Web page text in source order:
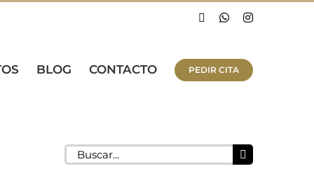
FacebookWhatsAppInstagram
BLOG CONTACTO PEDIR CITA
Buscar: